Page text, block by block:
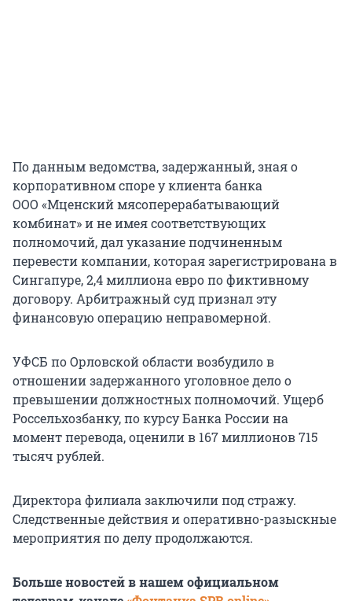
По данным ведомства, задержанный, зная о
корпоративном споре у клиента банка
ООО «Мценский мясоперерабатывающий
комбинат» и не имея соответствующих
полномочий, дал указание подчиненным
перевести компании, которая зарегистрирована в
Сингапуре, 2,4 миллиона евро по фиктивному
договору. Арбитражный суд признал эту
финансовую операцию неправомерной.
УФСБ по Орловской области возбудило в
отношении задержанного уголовное дело о
превышении должностных полномочий. Ущерб
Россельхозбанку, по курсу Банка России на
момент перевода, оценили в 167 миллионов 715
тысяч рублей.
Директора филиала заключили под стражу.
Следственные действия и оперативно-разыскные
мероприятия по делу продолжаются.
Больше новостей в нашем официальном